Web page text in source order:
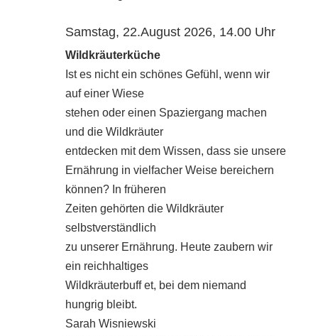
Samstag, 22.August 2026, 14.00 Uhr
Wildkräuterküche
Ist es nicht ein schönes Gefühl, wenn wir
auf einer Wiese
stehen oder einen Spaziergang machen
und die Wildkräuter
entdecken mit dem Wissen, dass sie unsere
Ernährung in vielfacher Weise bereichern
können? In früheren
Zeiten gehörten die Wildkräuter
selbstverständlich
zu unserer Ernährung. Heute zaubern wir
ein reichhaltiges
Wildkräuterbuff et, bei dem niemand
hungrig bleibt.
Sarah Wisniewski